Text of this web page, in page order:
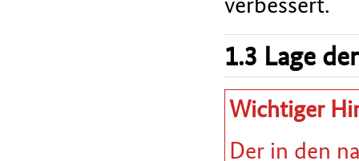
1.3 Lage
Wichtiger
Der in den